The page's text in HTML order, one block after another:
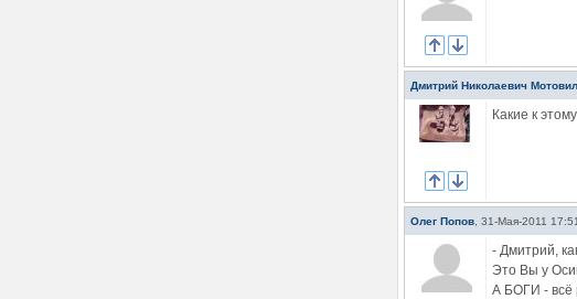
Дмитрий Николаевич
Какие к
Олег Попов 31-Мая-2011 17:51
- Дмитрий,
Это Вы у
А БОГИ - всё